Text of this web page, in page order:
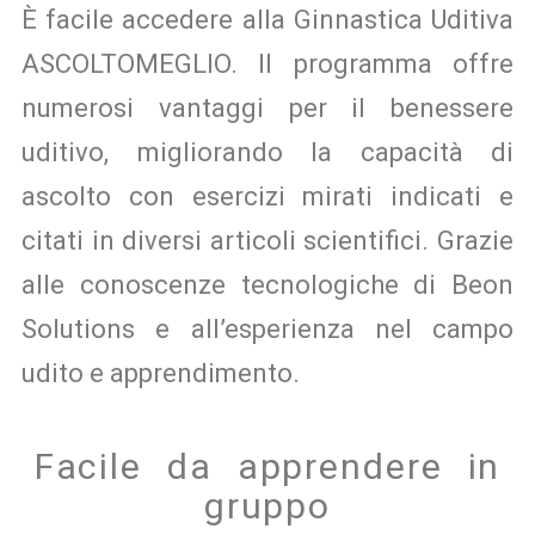
È facile accedere alla Ginnastica Uditiva
ASCOLTOMEGLIO. Il programma offre
numerosi vantaggi per il benessere
uditivo, migliorando la capacità di
ascolto con esercizi mirati indicati e
citati in diversi articoli scientifici. Grazie
alle conoscenze tecnologiche di Beon
Solutions e all’esperienza nel campo
udito e apprendimento.
Facile da apprendere in
gruppo